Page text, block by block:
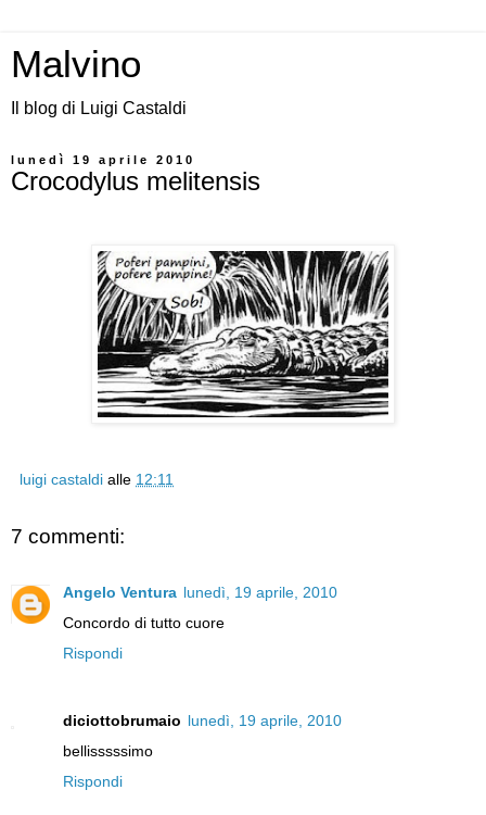
Malvino
Il blog di Luigi Castaldi
lunedì 19 aprile 2010
Crocodylus melitensis
luigi castaldi alle 12:11
7 commenti:
Angelo Ventura lunedì, 19 aprile, 2010
Concordo di tutto cuore
Rispondi
diciottobrumaio lunedì, 19 aprile, 2010
bellisssssimo
Rispondi